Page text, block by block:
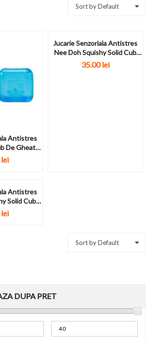
DUPA PRET
Sort by Default
Antistres
De Gheata
lei
Jucarie Senzoriala Antistres
Nee Doh Squishy Solid Cub
De...
35.00lei
Antistres
Solid Cub
lei
Sort by Default